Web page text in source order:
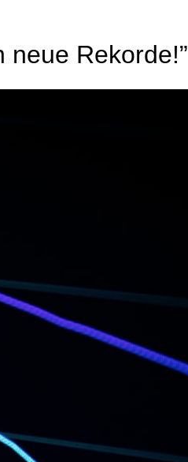
neue Rekorde!”